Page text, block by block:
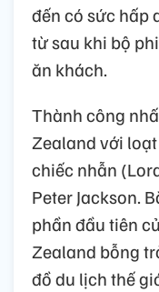
đến có sức hấp
từ sau khi bộ
ăn khách.
Thành công
Zealand với
chiếc nhẫn
Peter Jackson.
phần đầu tiên
Zealand bỗng
đồ du lịch thế